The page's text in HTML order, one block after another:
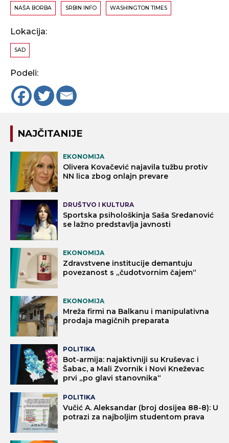
NAŠA BORBA SRBIN INFO WASHINGTON TIMES
Lokacija:
SAD
Podeli:
NAJČITANIJE
EKONOMIJA
Olivera Kovačević najavila tužbu protiv
NN lica zbog onlajn prevare
DRUŠTVO I KULTURA
Sportska psihološkinja Saša Sredanović
se lažno predstavlja javnosti
EKONOMIJA
Zdravstvene institucije demantuju
povezanost s „čudotvornim čajem“
EKONOMIJA
Mreža firmi na Balkanu i manipulativna
prodaja magičnih preparata
POLITIKA
Bot-armija: najaktivniji su Kruševac i
Šabac, a Mali Zvornik i Novi Kneževac
prvi „po glavi stanovnika“
POLITIKA
Vučić A. Aleksandar (broj dosijea 88-8): U
potrazi za najboljim studentom prava